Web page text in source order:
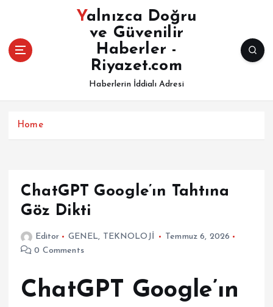
Yalnızca Doğru
ve Güvenilir
Haberler -
Riyazet.com
Haberlerin İddialı Adresi
Home
ChatGPT Google’ın Tahtına
Göz Dikti
Editor GENEL, TEKNOLOJİ
Temmuz 6, 2026
0 Comments
ChatGPT Google’ın